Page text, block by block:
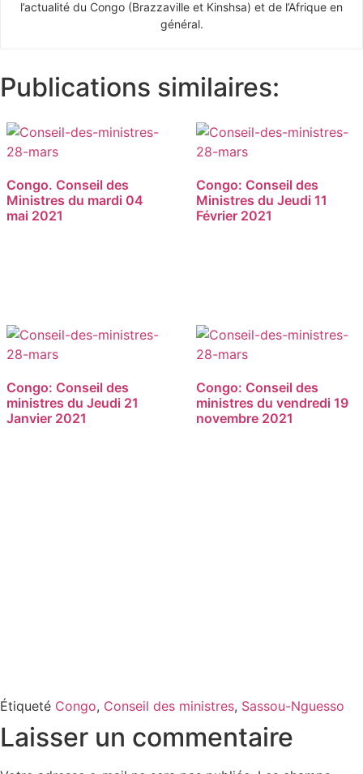
l’actualité du Congo (Brazzaville et Kinshsa) et de l’Afrique en
général.
Publications similaires:
Congo. Conseil des
Ministres du mardi 04
mai 2021
Congo: Conseil des
Ministres du Jeudi 11
Février 2021
Congo: Conseil des
ministres du Jeudi 21
Janvier 2021
Congo: Conseil des
ministres du vendredi 19
novembre 2021
Étiqueté Congo, Conseil des ministres, Sassou-Nguesso
Laisser un commentaire